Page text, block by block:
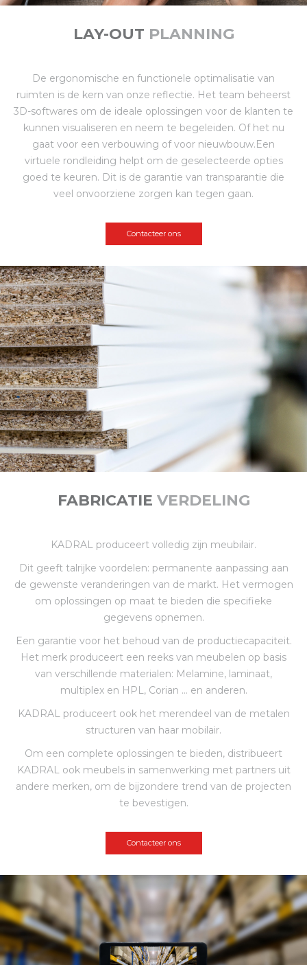
LAY-OUT PLANNING
De ergonomische en functionele optimalisatie van
ruimten is de kern van onze reflectie. Het team beheerst
3D-softwares om de ideale oplossingen voor de klanten te
kunnen visualiseren en neem te begeleiden. Of het nu
gaat voor een verbouwing of voor nieuwbouw.Een
virtuele rondleiding helpt om de geselecteerde opties
goed te keuren. Dit is de garantie van transparantie die
veel onvoorziene zorgen kan tegen gaan.
Contacteer ons
FABRICATIE VERDELING
KADRAL produceert volledig zijn meubilair.
Dit geeft talrijke voordelen: permanente aanpassing aan
de gewenste veranderingen van de markt. Het vermogen
om oplossingen op maat te bieden die specifieke
gegevens opnemen.
Een garantie voor het behoud van de productiecapaciteit.
Het merk produceert een reeks van meubelen op basis
van verschillende materialen: Melamine, laminaat,
multiplex en HPL, Corian ... en anderen.
KADRAL produceert ook het merendeel van de metalen
structuren van haar mobilair.
Om een complete oplossingen te bieden, distribueert
KADRAL ook meubels in samenwerking met partners uit
andere merken, om de bijzondere trend van de projecten
te bevestigen.
Contacteer ons